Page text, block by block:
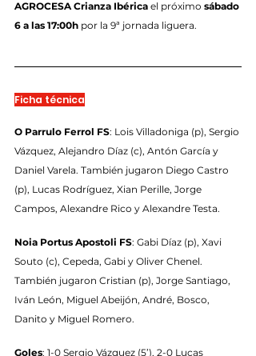
AGROCESA Crianza Ibérica el próximo sábado
6 a las 17:00h por la 9ª jornada liguera.
Ficha técnica
O Parrulo Ferrol FS: Lois Villadoniga (p), Sergio
Vázquez, Alejandro Díaz (c), Antón García y
Daniel Varela. También jugaron Diego Castro
(p), Lucas Rodríguez, Xian Perille, Jorge
Campos, Alexandre Rico y Alexandre Testa.
Noia Portus Apostoli FS: Gabi Díaz (p), Xavi
Souto (c), Cepeda, Gabi y Oliver Chenel.
También jugaron Cristian (p), Jorge Santiago,
Iván León, Miguel Abeijón, André, Bosco,
Danito y Miguel Romero.
Goles: 1-0 Sergio Vázquez (5’), 2-0 Lucas